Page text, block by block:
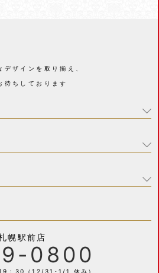
デザインを取り揃え、
待ちしております
幌駅前店
0800
：30（12/31･1/1 休み）